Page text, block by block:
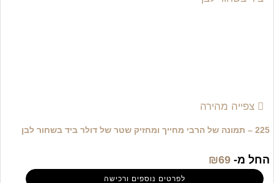
צפייה מהירה
225 – תמונה של הרבי מחייך ומחזיק שטר של דולר ביד בשחור לבן
החל מ- ₪69
לפרטים נוספים ורכישה